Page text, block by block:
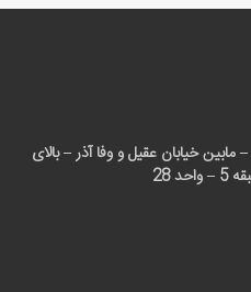
مابین خیابان عقیل و وفا آذر – بالای
28